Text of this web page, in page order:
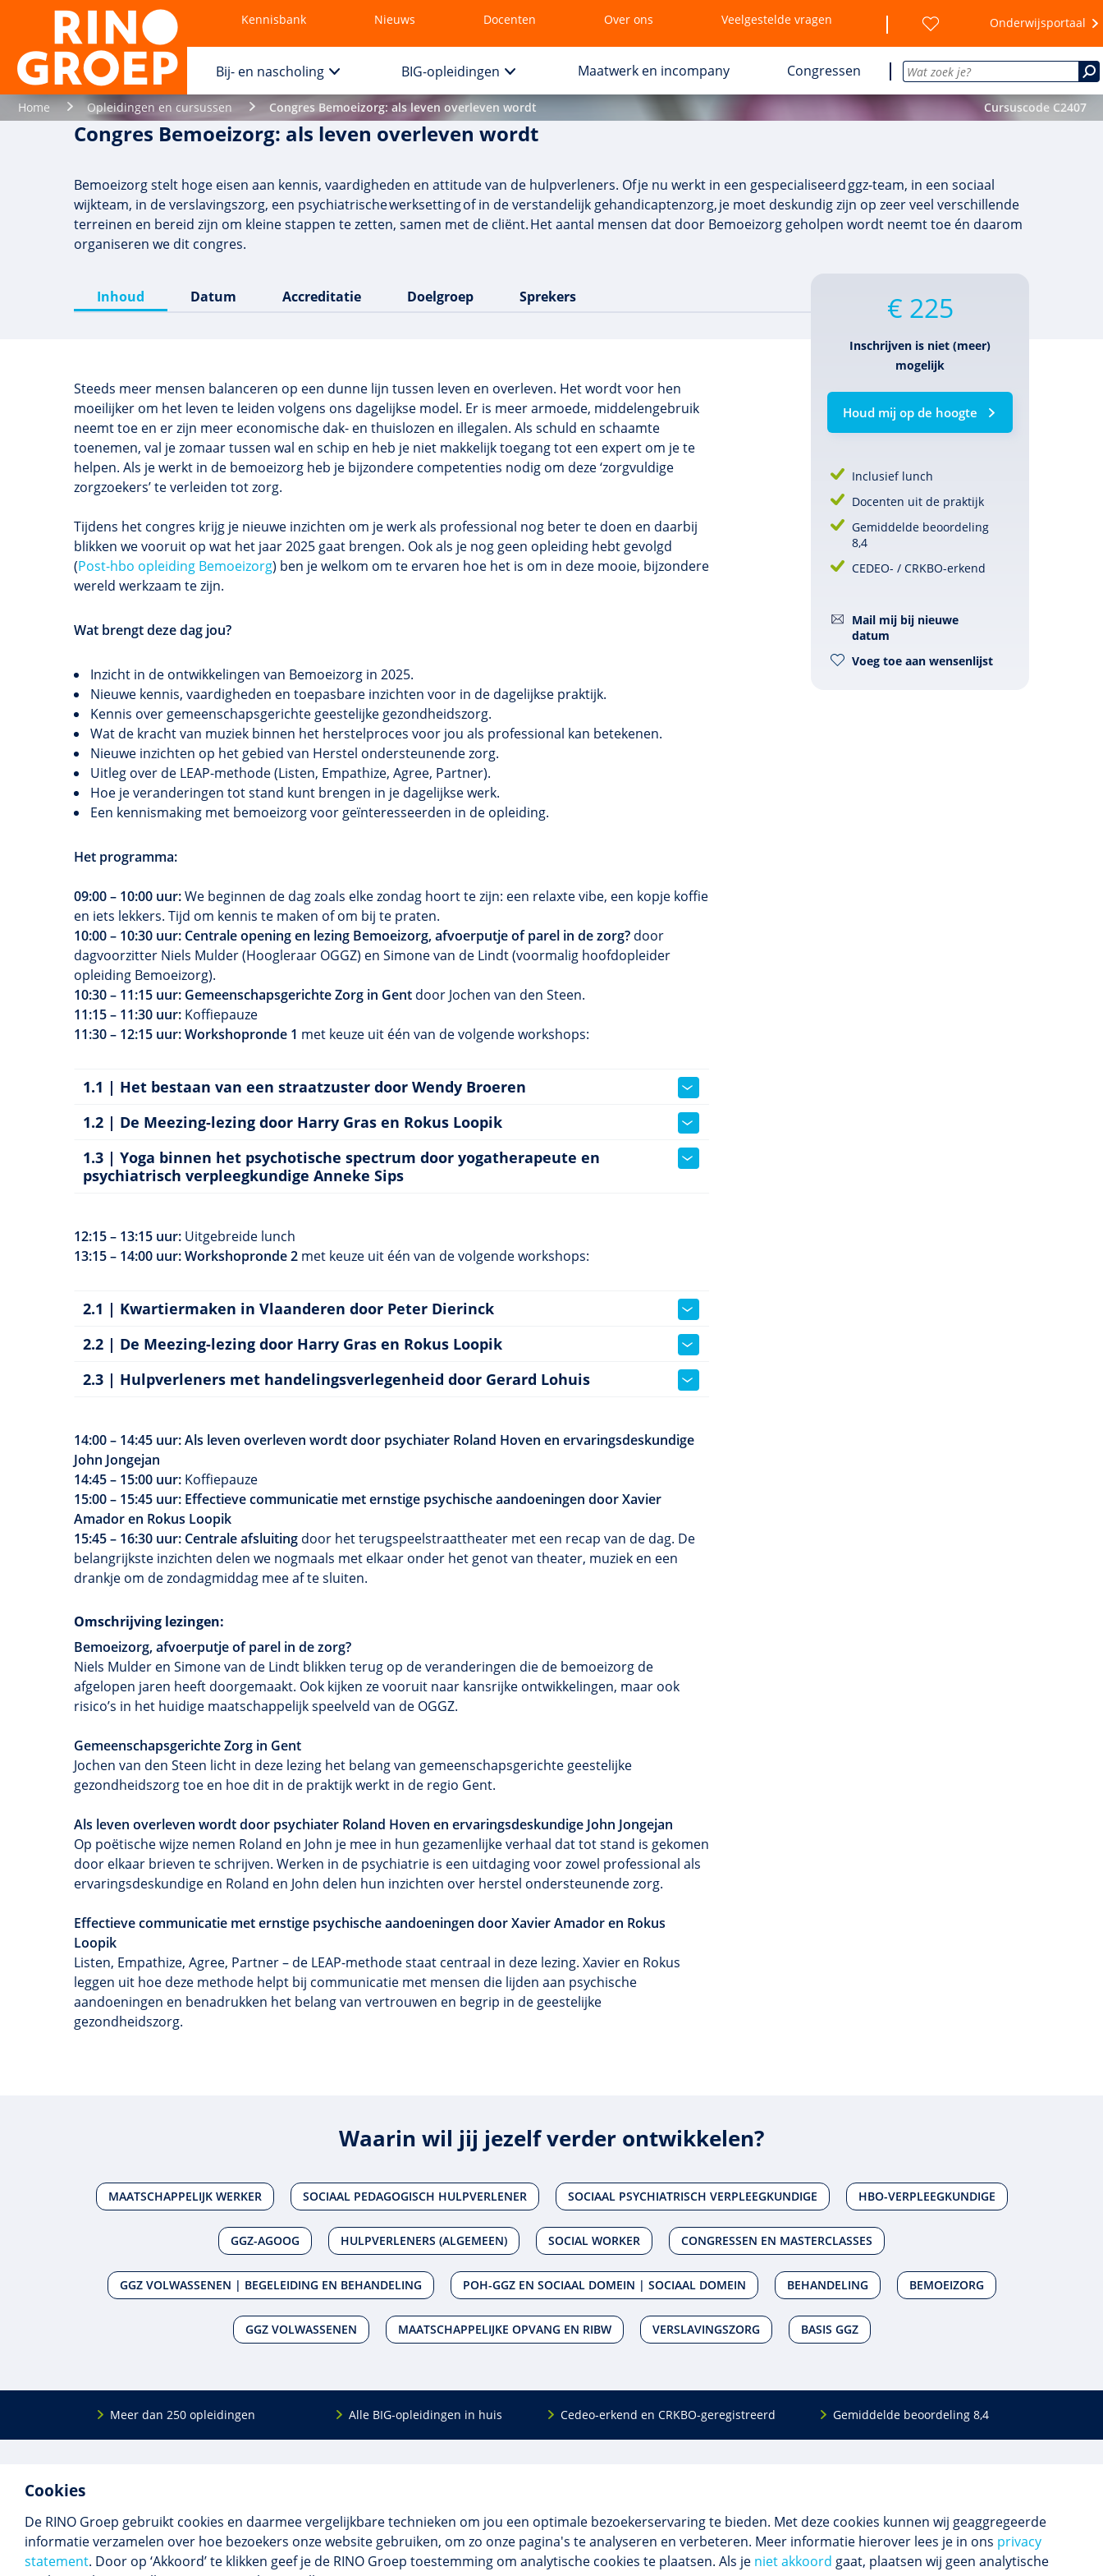
Cookies
De RINO Groep gebruikt cookies en daarmee vergelijkbare technieken om jou een optimale bezoekerservaring te bieden. Met deze cookies kunnen wij geaggregeerde
informatie verzamelen over hoe bezoekers onze website gebruiken, om zo onze pagina's te analyseren en verbeteren. Meer informatie hierover lees je in ons privacy
statement. Door op ‘Akkoord’ te klikken geef je de RINO Groep toestemming om analytische cookies te plaatsen. Als je niet akkoord gaat, plaatsen wij geen analytische
Kennisbank Nieuws Docenten Over ons Veelgestelde vragen Onderwijsportaal
Bij- en nascholing BIG-opleidingen Maatwerk en incompany Congressen
Home Opleidingen en cursussen Congres Bemoeizorg: als leven overleven wordt Cursuscode C2407
Congres Bemoeizorg: als leven overleven wordt
Bemoeizorg stelt hoge eisen aan kennis, vaardigheden en attitude van de hulpverleners. Of je nu werkt in een gespecialiseerd ggz-team, in een sociaal
wijkteam, in de verslavingszorg, een psychiatrische werksetting of in de verstandelijk gehandicaptenzorg, je moet deskundig zijn op zeer veel verschillende
terreinen en bereid zijn om kleine stappen te zetten, samen met de cliënt. Het aantal mensen dat door Bemoeizorg geholpen wordt neemt toe én daarom
organiseren we dit congres.
€ 225
Inschrijven is niet (meer)
mogelijk
Houd mij op de hoogte
Inclusief lunch
Docenten uit de praktijk
Gemiddelde beoordeling
8,4
CEDEO- / CRKBO-erkend
Mail mij bij nieuwe
datum
Voeg toe aan wensenlijst
Inhoud Datum Accreditatie Doelgroep Sprekers
Steeds meer mensen balanceren op een dunne lijn tussen leven en overleven. Het wordt voor hen
moeilijker om het leven te leiden volgens ons dagelijkse model. Er is meer armoede, middelengebruik
neemt toe en er zijn meer economische dak- en thuislozen en illegalen. Als schuld en schaamte
toenemen, val je zomaar tussen wal en schip en heb je niet makkelijk toegang tot een expert om je te
helpen. Als je werkt in de bemoeizorg heb je bijzondere competenties nodig om deze ‘zorgvuldige
zorgzoekers’ te verleiden tot zorg.
Tijdens het congres krijg je nieuwe inzichten om je werk als professional nog beter te doen en daarbij
blikken we vooruit op wat het jaar 2025 gaat brengen. Ook als je nog geen opleiding hebt gevolgd
(Post-hbo opleiding Bemoeizorg) ben je welkom om te ervaren hoe het is om in deze mooie, bijzondere
wereld werkzaam te zijn.
Wat brengt deze dag jou?
Inzicht in de ontwikkelingen van Bemoeizorg in 2025.
Nieuwe kennis, vaardigheden en toepasbare inzichten voor in de dagelijkse praktijk.
Kennis over gemeenschapsgerichte geestelijke gezondheidszorg.
Wat de kracht van muziek binnen het herstelproces voor jou als professional kan betekenen.
Nieuwe inzichten op het gebied van Herstel ondersteunende zorg.
Uitleg over de LEAP-methode (Listen, Empathize, Agree, Partner).
Hoe je veranderingen tot stand kunt brengen in je dagelijkse werk.
Een kennismaking met bemoeizorg voor geïnteresseerden in de opleiding.
Het programma:
09:00 – 10:00 uur:We beginnen de dag zoals elke zondag hoort te zijn: een relaxte vibe, een kopje koffie
en iets lekkers. Tijd om kennis te maken of om bij te praten.
10:00 – 10:30 uur: Centrale opening en lezing Bemoeizorg, afvoerputje of parel in de zorg? door
dagvoorzitter Niels Mulder (Hoogleraar OGGZ) en Simone van de Lindt (voormalig hoofdopleider
opleiding Bemoeizorg).
10:30 – 11:15 uur: Gemeenschapsgerichte Zorg in Gent door Jochen van den Steen.
11:15 – 11:30 uur: Koffiepauze
11:30 – 12:15 uur: Workshopronde 1 met keuze uit één van de volgende workshops:
1.1 | Het bestaan van een straatzuster door Wendy Broeren
1.2 | De Meezing-lezing door Harry Gras en Rokus Loopik
1.3 | Yoga binnen het psychotische spectrum door yogatherapeute en
psychiatrisch verpleegkundige Anneke Sips
12:15 – 13:15 uur: Uitgebreide lunch
13:15 – 14:00 uur: Workshopronde 2 met keuze uit één van de volgende workshops:
2.1 | Kwartiermaken in Vlaanderen door Peter Dierinck
2.2 | De Meezing-lezing door Harry Gras en Rokus Loopik
2.3 | Hulpverleners met handelingsverlegenheid door Gerard Lohuis
14:00 – 14:45 uur: Als leven overleven wordt door psychiater Roland Hoven en ervaringsdeskundige
John Jongejan
14:45 – 15:00 uur: Koffiepauze
15:00 – 15:45 uur: Effectieve communicatie met ernstige psychische aandoeningen door Xavier
Amador en Rokus Loopik
15:45 – 16:30 uur: Centrale afsluiting door het terugspeelstraattheater met een recap van de dag. De
belangrijkste inzichten delen we nogmaals met elkaar onder het genot van theater, muziek en een
drankje om de zondagmiddag mee af te sluiten.
Omschrijving lezingen:
Bemoeizorg, afvoerputje of parel in de zorg?
Niels Mulder en Simone van de Lindt blikken terug op de veranderingen die de bemoeizorg de
afgelopen jaren heeft doorgemaakt. Ook kijken ze vooruit naar kansrijke ontwikkelingen, maar ook
risico’s in het huidige maatschappelijk speelveld van de OGGZ.
Gemeenschapsgerichte Zorg in Gent
Jochen van den Steen licht in deze lezing het belang van gemeenschapsgerichte geestelijke
gezondheidszorg toe en hoe dit in de praktijk werkt in de regio Gent.
Als leven overleven wordt door psychiater Roland Hoven en ervaringsdeskundige John Jongejan
Op poëtische wijze nemen Roland en John je mee in hun gezamenlijke verhaal dat tot stand is gekomen
door elkaar brieven te schrijven. Werken in de psychiatrie is een uitdaging voor zowel professional als
ervaringsdeskundige en Roland en John delen hun inzichten over herstel ondersteunende zorg.
Effectieve communicatie met ernstige psychische aandoeningen door Xavier Amador en Rokus
Loopik
Listen, Empathize, Agree, Partner – de LEAP-methode staat centraal in deze lezing. Xavier en Rokus
leggen uit hoe deze methode helpt bij communicatie met mensen die lijden aan psychische
aandoeningen en benadrukken het belang van vertrouwen en begrip in de geestelijke
gezondheidszorg.
Waarin wil jij jezelf verder ontwikkelen?
MAATSCHAPPELIJK WERKER SOCIAAL PEDAGOGISCH HULPVERLENER SOCIAAL PSYCHIATRISCH VERPLEEGKUNDIGE HBO-VERPLEEGKUNDIGE
GGZ-AGOOG HULPVERLENERS (ALGEMEEN) SOCIAL WORKER CONGRESSEN EN MASTERCLASSES
GGZ VOLWASSENEN | BEGELEIDING EN BEHANDELING POH-GGZ EN SOCIAAL DOMEIN | SOCIAAL DOMEIN BEHANDELING BEMOEIZORG
GGZ VOLWASSENEN MAATSCHAPPELIJKE OPVANG EN RIBW VERSLAVINGSZORG BASIS GGZ
Meer dan 250 opleidingen Alle BIG-opleidingen in huis Cedeo-erkend en CRKBO-geregistreerd Gemiddelde beoordeling 8,4
voor mensen die werken met mensen met
een psychische kwets­baar­heid. Samen met
onze top­docenten bieden we innova­tieve
opleidingen, cursussen en congres­sen op
BIG-opleidingen
Maatwerk en incompany
Praktijkinstellingen
Veelgestelde vragen
Contact
Algemene voorwaarden
aanbod en ons laatste nieuws.